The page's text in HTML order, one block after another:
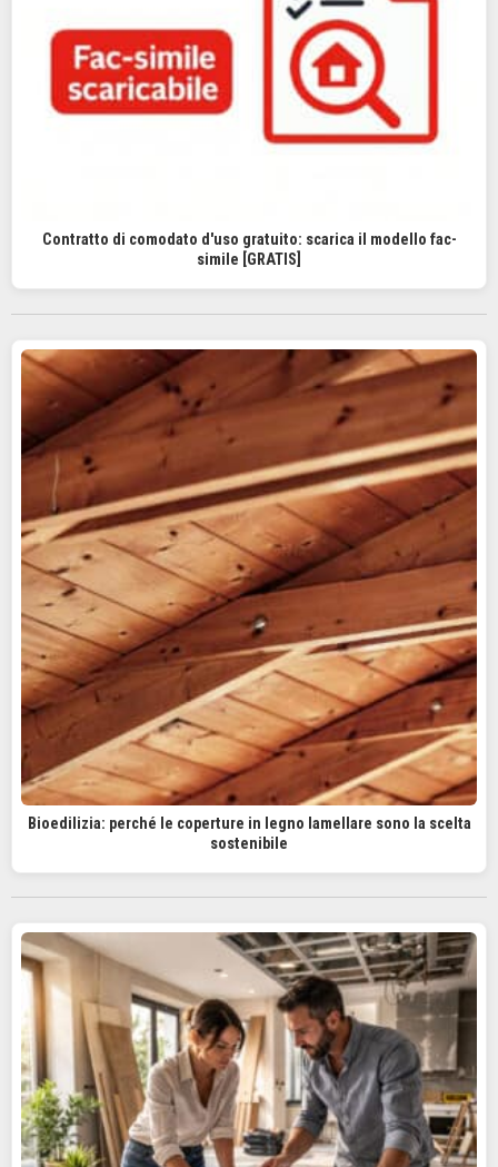
Contratto di comodato d'uso gratuito: scarica il modello fac-
simile [GRATIS]
Bioedilizia: perché le coperture in legno lamellare sono la scelta
sostenibile